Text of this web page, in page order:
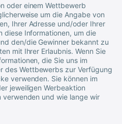
oder einem Wettbewerb
um die Angabe von
Ihrer Adresse und/oder Ihrer
diese Informationen, um die
den/die Gewinner bekannt zu
mit Ihrer Erlaubnis. Wenn Sie
die Sie uns im
des Wettbewerbs zur Verfügung
verwenden. Sie können im
jeweiligen Werbeaktion
und wie lange wir